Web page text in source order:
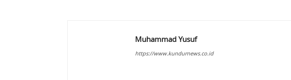
Muhammad Yusuf
https://www.kundurnews.co.id